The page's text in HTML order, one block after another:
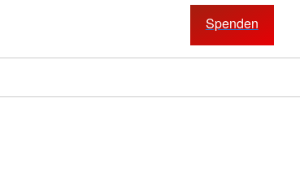
Spenden